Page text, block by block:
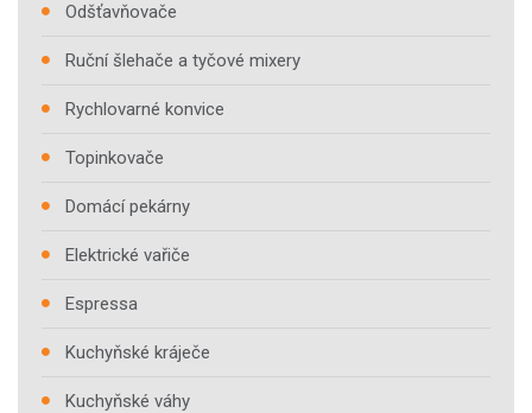
Odšťavňovače
Ruční šlehače a tyčové mixery
Rychlovarné konvice
Topinkovače
Domácí pekárny
Elektrické vařiče
Espressa
Kuchyňské kráječe
Kuchyňské váhy